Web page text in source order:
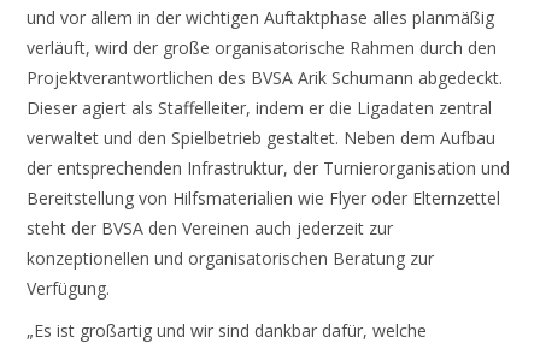
und vor allem in der wichtigen Auftaktphase alles planmäßig
verläuft, wird der große organisatorische Rahmen durch den
Projektverantwortlichen des BVSA Arik Schumann abgedeckt.
Dieser agiert als Staffelleiter, indem er die Ligadaten zentral
verwaltet und den Spielbetrieb gestaltet. Neben dem Aufbau
der entsprechenden Infrastruktur, der Turnierorganisation und
Bereitstellung von Hilfsmaterialien wie Flyer oder Elternzettel
steht der BVSA den Vereinen auch jederzeit zur
konzeptionellen und organisatorischen Beratung zur
Verfügung.
„Es ist großartig und wir sind dankbar dafür, welche